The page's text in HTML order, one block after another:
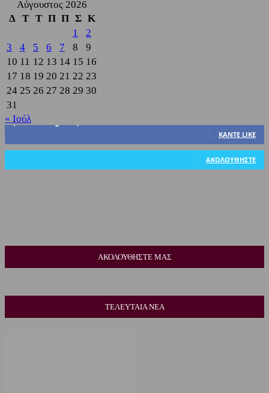
Αύγουστος 2026
Δ
Τ Τ Π Π Σ Κ
1
2
3
4 5 6 7 8
9
10 11 12 13 14 15 16
17 18 19 20 21 22 23
24 25 26 27 28 29 30
31
« Ιούλ
3,822
ΚΆΝΤΕ LIKE
ΑΚΟΛΟΥΘΉΣΤΕ
ΑΚΟΛΟΥΘΗΣΤΕ ΜΑΣ
ΤΕΛΕΥΤΑΙΑ ΝΕΑ